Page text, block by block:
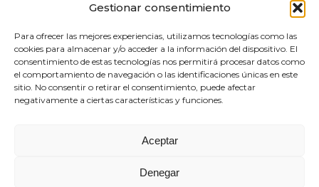
Gestionar consentimiento
Para ofrecer las mejores experiencias, utilizamos tecnologías como las
cookies para almacenar y/o acceder a la información del dispositivo. El
consentimiento de estas tecnologías nos permitirá procesar datos como
el comportamiento de navegación o las identificaciones únicas en este
sitio. No consentir o retirar el consentimiento, puede afectar
negativamente a ciertas características y funciones.
Aceptar
Denegar